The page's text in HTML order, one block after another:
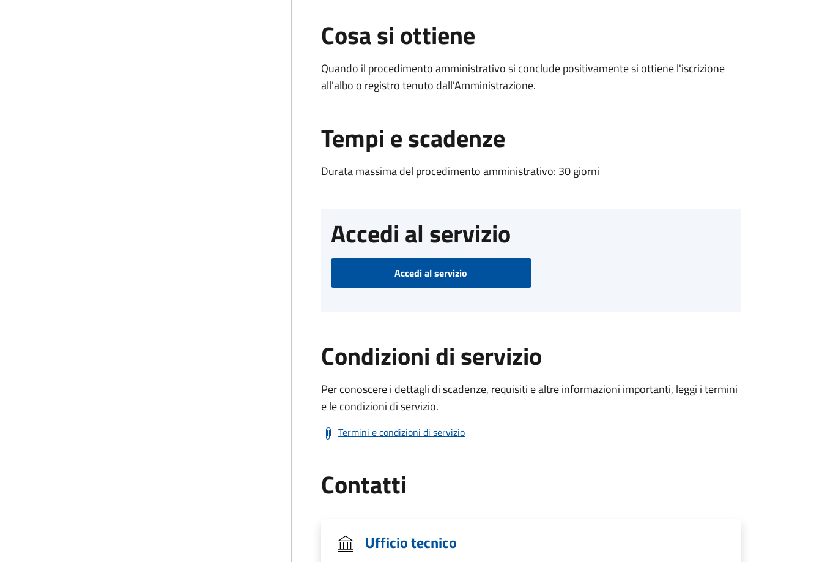
Cosa si ottiene
Quando il procedimento amministrativo si conclude positivamente si ottiene l'iscrizione
all'albo o registro tenuto dall'Amministrazione.
Tempi e scadenze
Durata massima del procedimento amministrativo: 30 giorni
Accedi al servizio
Accedi al servizio
Condizioni di servizio
Per conoscere i dettagli di scadenze, requisiti e altre informazioni importanti, leggi i termini
e le condizioni di servizio.
Termini e condizioni di servizio
Contatti
Ufficio tecnico